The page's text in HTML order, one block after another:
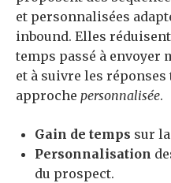
et personnalisées
inbound. Elles
temps passé à envoyer
et à suivre les
approche personnalisée.
Gain de temps sur
Personnalisation
du prospect.